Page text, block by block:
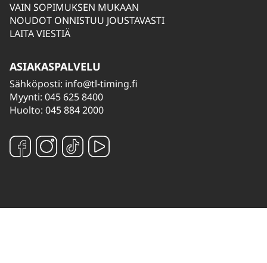
VAIN SOPIMUKSEN MUKAAN
NOUDOT ONNISTUU JOUSTAVASTI
LAITA VIESTIÄ
ASIAKASPALVELU
Sähköposti: info@tl-timing.fi
Myynti: 045 625 8400
Huolto: 045 884 2000